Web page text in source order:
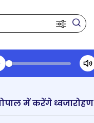
summary
में करेंगे ध्वजारोहण